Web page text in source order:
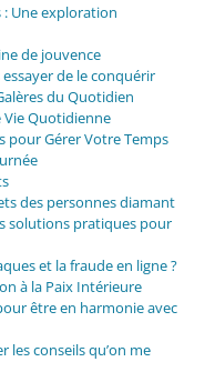
: Une exploration
de jouvence
de le conquérir
du Quotidien
Vie Quotidienne
pour Gérer Votre Temps
des personnes diamant
solutions pratiques pour
et la fraude en ligne ?
à la Paix Intérieure
être en harmonie avec
les conseils qu’on me